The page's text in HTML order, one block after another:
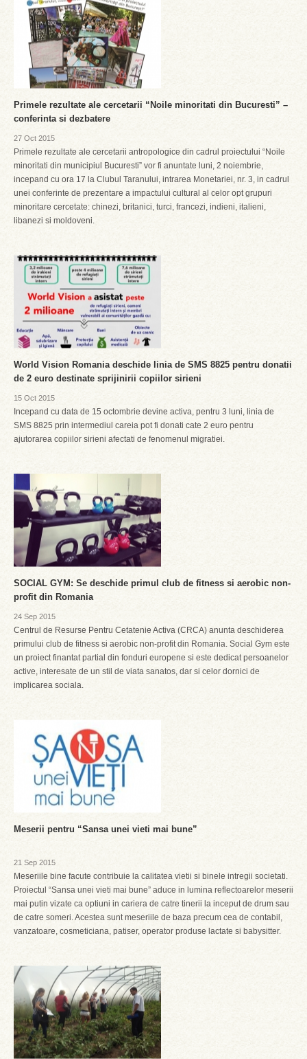
Primele rezultate ale cercetarii “Noile minoritati din Bucuresti” –
conferinta si dezbatere
27 Oct 2015
Primele rezultate ale cercetarii antropologice din cadrul proiectului “Noile
minoritati din municipiul Bucuresti” vor fi anuntate luni, 2 noiembrie,
incepand cu ora 17 la Clubul Taranului, intrarea Monetariei, nr. 3, in cadrul
unei conferinte de prezentare a impactului cultural al celor opt grupuri
minoritare cercetate: chinezi, britanici, turci, francezi, indieni, italieni,
libanezi si moldoveni.
World Vision Romania deschide linia de SMS 8825 pentru donatii
de 2 euro destinate sprijinirii copiilor sirieni
15 Oct 2015
Incepand cu data de 15 octombrie devine activa, pentru 3 luni, linia de
SMS 8825 prin intermediul careia pot fi donati cate 2 euro pentru
ajutorarea copiilor sirieni afectati de fenomenul migratiei.
SOCIAL GYM: Se deschide primul club de fitness si aerobic non-
profit din Romania
24 Sep 2015
Centrul de Resurse Pentru Cetatenie Activa (CRCA) anunta deschiderea
primului club de fitness si aerobic non-profit din Romania. Social Gym este
un proiect finantat partial din fonduri europene si este dedicat persoanelor
active, interesate de un stil de viata sanatos, dar si celor dornici de
implicarea sociala.
Meserii pentru “Sansa unei vieti mai bune”
21 Sep 2015
Meseriile bine facute contribuie la calitatea vietii si binele intregii societati.
Proiectul “Sansa unei vieti mai bune” aduce in lumina reflectoarelor meserii
mai putin vizate ca optiuni in cariera de catre tinerii la inceput de drum sau
de catre someri. Acestea sunt meseriile de baza precum cea de contabil,
vanzatoare, cosmeticiana, patiser, operator produse lactate si babysitter.